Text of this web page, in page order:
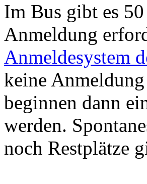
Im Bus gibt es
Anmeldung
Anmeldesystem
keine
beginnen dann
werden.
noch Restplätze